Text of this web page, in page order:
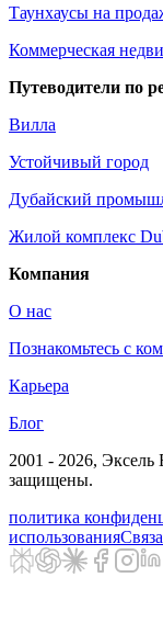
Таунхаусы на
Коммерческая
Путеводители по
Вилла
Устойчивый город
Дубайский
Жилой комплекс
Компания
О нас
Познакомьтесь с
Карьера
Блог
2001 - 2026, Эксель
защищены.
политика
использования